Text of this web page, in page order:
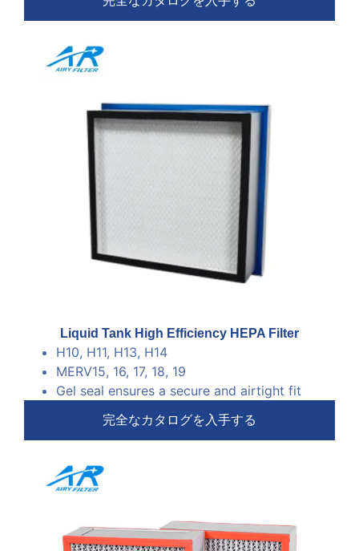
Liquid Tank High Efficiency HEPA Filter
H10, H11, H13, H14
MERV15, 16, 17, 18, 19
Gel seal ensures a secure and airtight fit
完全なカタログを入手する